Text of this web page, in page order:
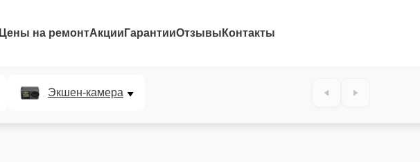
Цены на ремонтАкции ГарантииОтзывы Контакты
Экшен-камера